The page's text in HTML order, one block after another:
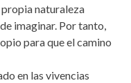
naturaleza
imaginar. Por tanto,
para que el camino
en las vivencias